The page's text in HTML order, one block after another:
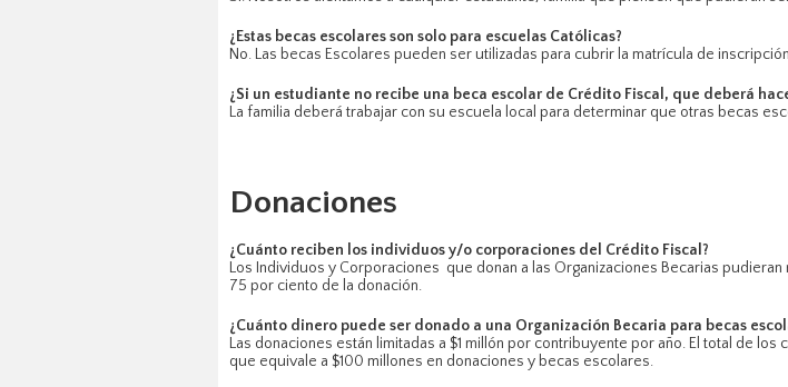
¿Estas becas escolares son solo para escuelas Católicas?
No. Las becas Escolares pueden ser utilizadas para cubrir la matrícula de
¿Si un estudiante no recibe una beca escolar de Crédito Fiscal, que deberá
La familia deberá trabajar con su escuela local para determinar que otras becas
Donaciones
¿Cuánto reciben los individuos y/o corporaciones del Crédito Fiscal?
Los Individuos y Corporaciones que donan a las Organizaciones Becarias
75 por ciento de la donación.
¿Cuánto dinero puede ser donado a una Organización Becaria para becas
Las donaciones están limitadas a $1 millón por contribuyente por año. El total de
que equivale a $100 millones en donaciones y becas escolares.